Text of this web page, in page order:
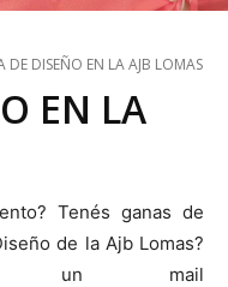
DE DISEÑO EN LA AJB LOMAS
EN LA
Tenés ganas de
de la Ajb Lomas?
un mail